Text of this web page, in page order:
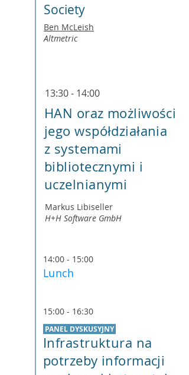
Society
Ben McLeish
Altmetric
13:30 - 14:00
HAN oraz możliwości
jego współdziałania
z systemami
bibliotecznymi i
uczelnianymi
Markus Libiseller
H+H Software GmbH
14:00 - 15:00
Lunch
15:00 - 16:30
PANEL DYSKUSYJNY
Infrastruktura na
potrzeby informacji